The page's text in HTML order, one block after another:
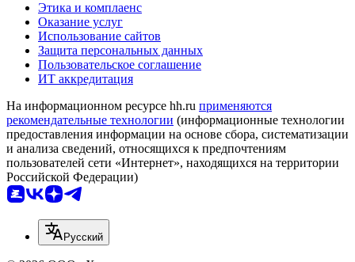
Этика и комплаенс
Оказание услуг
Использование сайтов
Защита персональных данных
Пользовательское соглашение
ИТ аккредитация
На информационном ресурсе hh.ru применяются
рекомендательные технологии (информационные технологии
предоставления информации на основе сбора, систематизации
и анализа сведений, относящихся к предпочтениям
пользователей сети «Интернет», находящихся на территории
Российской Федерации)
Русский